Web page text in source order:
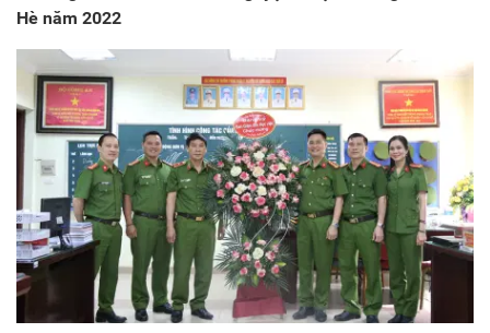
Hè năm 2022